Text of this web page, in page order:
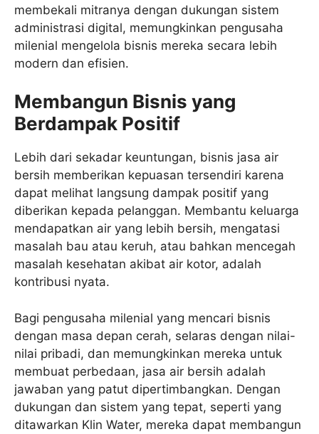
membekali mitranya dengan dukungan sistem
administrasi digital, memungkinkan pengusaha
milenial mengelola bisnis mereka secara lebih
modern dan efisien.
Membangun Bisnis yang
Berdampak Positif
Lebih dari sekadar keuntungan, bisnis jasa air
bersih memberikan kepuasan tersendiri karena
dapat melihat langsung dampak positif yang
diberikan kepada pelanggan. Membantu keluarga
mendapatkan air yang lebih bersih, mengatasi
masalah bau atau keruh, atau bahkan mencegah
masalah kesehatan akibat air kotor, adalah
kontribusi nyata.
Bagi pengusaha milenial yang mencari bisnis
dengan masa depan cerah, selaras dengan nilai-
nilai pribadi, dan memungkinkan mereka untuk
membuat perbedaan, jasa air bersih adalah
jawaban yang patut dipertimbangkan. Dengan
dukungan dan sistem yang tepat, seperti yang
ditawarkan Klin Water, mereka dapat membangun